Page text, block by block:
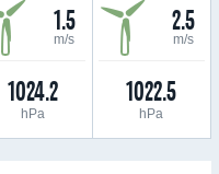
1.5
m/s
1024.2
hPa
2.5
m/s
1022.5
hPa